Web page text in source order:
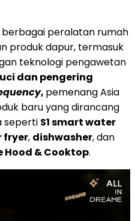
peralatan rumah
produk dapur, termasuk
teknologi pengawetan
dan pengering
, pemenang Asia
baru yang dirancang
seperti S1 smart water
fryer, dishwasher, dan
Hood & Cooktop.